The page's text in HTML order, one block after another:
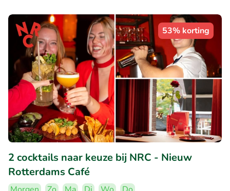
53% korting
2 cocktails naar keuze bij NRC - Nieuw
Rotterdams Café